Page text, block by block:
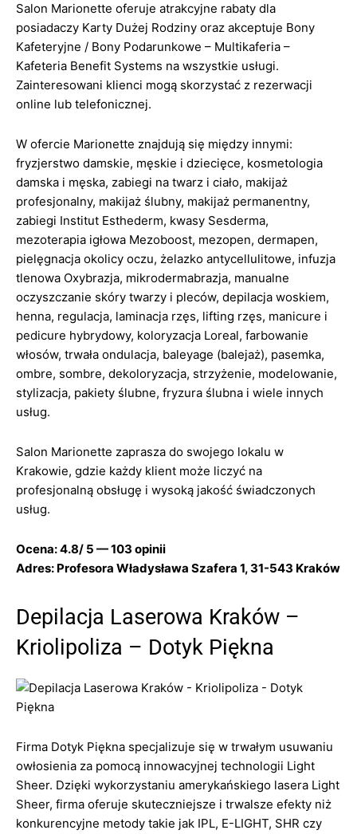
Salon Marionette oferuje atrakcyjne rabaty dla
posiadaczy Karty Dużej Rodziny oraz akceptuje Bony
Kafeteryjne / Bony Podarunkowe – Multikaferia –
Kafeteria Benefit Systems na wszystkie usługi.
Zainteresowani klienci mogą skorzystać z rezerwacji
online lub telefonicznej.
W ofercie Marionette znajdują się między innymi:
fryzjerstwo damskie, męskie i dziecięce, kosmetologia
damska i męska, zabiegi na twarz i ciało, makijaż
profesjonalny, makijaż ślubny, makijaż permanentny,
zabiegi Institut Esthederm, kwasy Sesderma,
mezoterapia igłowa Mezoboost, mezopen, dermapen,
pielęgnacja okolicy oczu, żelazko antycellulitowe, infuzja
tlenowa Oxybrazja, mikrodermabrazja, manualne
oczyszczanie skóry twarzy i pleców, depilacja woskiem,
henna, regulacja, laminacja rzęs, lifting rzęs, manicure i
pedicure hybrydowy, koloryzacja Loreal, farbowanie
włosów, trwała ondulacja, baleyage (balejaż), pasemka,
ombre, sombre, dekoloryzacja, strzyżenie, modelowanie,
stylizacja, pakiety ślubne, fryzura ślubna i wiele innych
usług.
Salon Marionette zaprasza do swojego lokalu w
Krakowie, gdzie każdy klient może liczyć na
profesjonalną obsługę i wysoką jakość świadczonych
usług.
Ocena: 4.8/ 5 — 103 opinii
Adres: Profesora Władysława Szafera 1, 31-543 Kraków
Depilacja Laserowa Kraków –
Kriolipoliza – Dotyk Piękna
Firma Dotyk Piękna specjalizuje się w trwałym usuwaniu
owłosienia za pomocą innowacyjnej technologii Light
Sheer. Dzięki wykorzystaniu amerykańskiego lasera Light
Sheer, firma oferuje skuteczniejsze i trwalsze efekty niż
konkurencyjne metody takie jak IPL, E-LIGHT, SHR czy